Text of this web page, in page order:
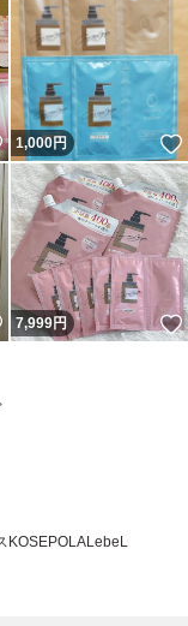
いいね！
1,000円
いいね！
7,999円
KOSEPOLALebeL